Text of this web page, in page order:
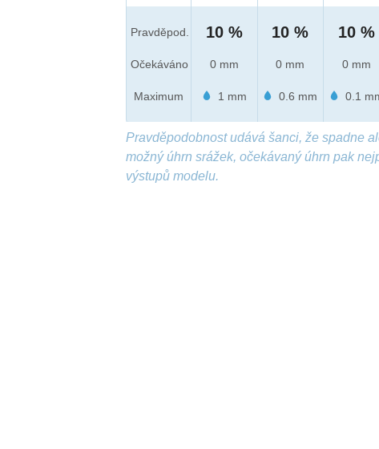
Pravděpod.
Očekáváno
Maximum
10 %
0 mm
1 mm
10 %
0 mm
0.6 mm
10 %
0 mm
0.1
Pravděpodobnost udává šanci, že spadne
možný úhrn srážek, očekávaný úhrn pak
výstupů modelu.